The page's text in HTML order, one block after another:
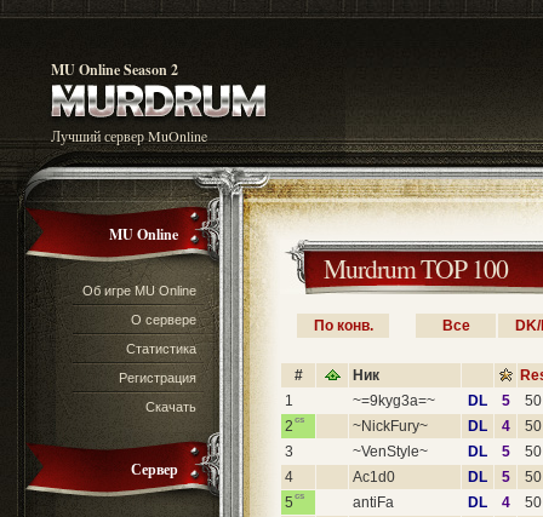
MU Online Season 2
Лучший сервер MuOnline
MU Online
Об игре MU Online
О сервере
Статистика
Регистрация
Скачать
Сервер
Murdrum TOP 100
По конв. Все
# Ник
1
~=9kyg3a=~ DL 5
50
2 cs ~NickFury~ DL 4
50
3
~VenStyle~ DL 5
50
4
Ac1d0 DL 5
50
5 cs antiFa DL 4
50